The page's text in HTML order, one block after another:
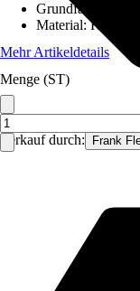
Verkauf durch: Frank
Grundfarbe
Material:
Mehr Artikeldetails
Menge (ST)